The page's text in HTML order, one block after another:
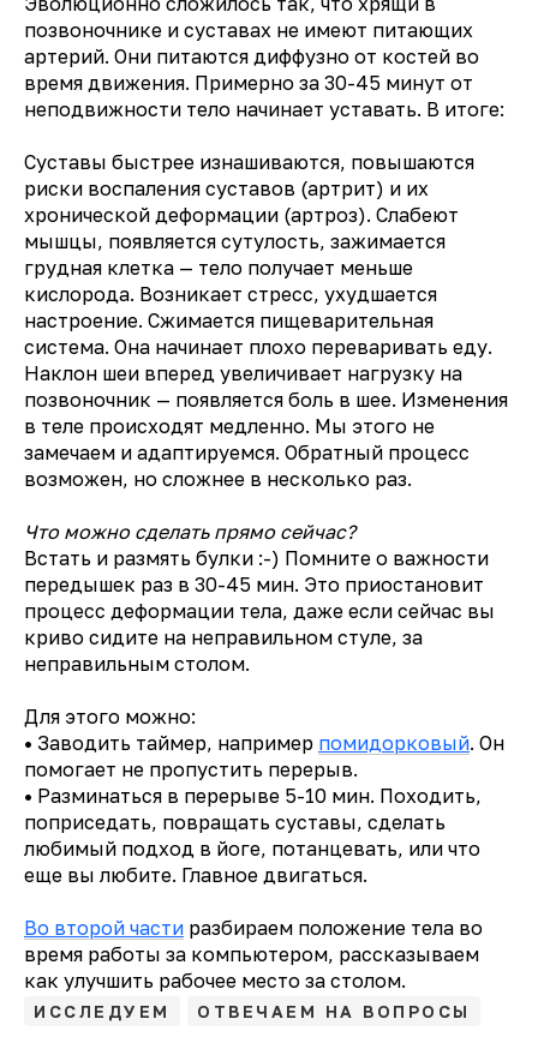
позвоночнике и суставах не имеют питающих
артерий. Они питаются диффузно от костей во
время движения. Примерно за 30-45 минут от
неподвижности тело начинает уставать. В итоге:
Суставы быстрее изнашиваются, повышаются
риски воспаления суставов (артрит) и их
хронической деформации (артроз). Слабеют
мышцы, появляется сутулость, зажимается
грудная клетка — тело получает меньше
кислорода. Возникает стресс, ухудшается
настроение. Сжимается пищеварительная
система. Она начинает плохо переваривать еду.
Наклон шеи вперед увеличивает нагрузку на
позвоночник — появляется боль в шее. Изменения
в теле происходят медленно. Мы этого не
замечаем и адаптируемся. Обратный процесс
возможен, но сложнее в несколько раз.
Что можно сделать прямо сейчас?
Встать и размять булки :-) Помните о важности
передышек раз в 30-45 мин. Это приостановит
процесс деформации тела, даже если сейчас вы
криво сидите на неправильном стуле, за
неправильным столом.
Для этого можно:
• Заводить таймер, например помидорковый. Он
помогает не пропустить перерыв.
• Разминаться в перерыве 5-10 мин. Походить,
поприседать, повращать суставы, сделать
любимый подход в йоге, потанцевать, или что
еще вы любите. Главное двигаться.
Во второй части разбираем положение тела во
время работы за компьютером, рассказываем
как улучшить рабочее место за столом.
ИССЛЕДУЕМ ОТВЕЧАЕМ НА ВОПРОСЫ